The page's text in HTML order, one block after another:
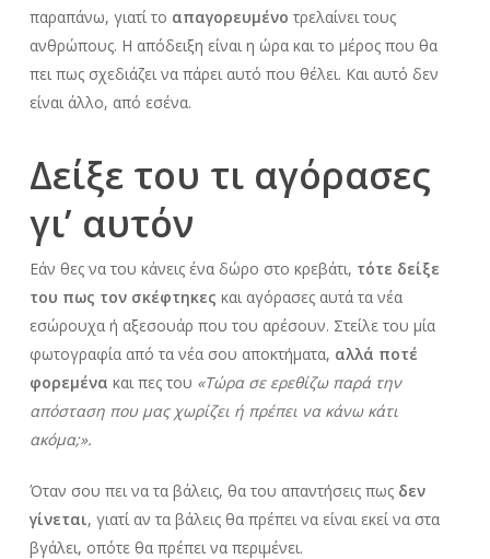
παραπάνω, γιατί το απαγορευμένο τρελαίνει τους
ανθρώπους. Η απόδειξη είναι η ώρα και το μέρος που θα
πει πως σχεδιάζει να πάρει αυτό που θέλει. Και αυτό δεν
είναι άλλο, από εσένα.
Δείξε του τι αγόρασες
γι’ αυτόν
Εάν θες να του κάνεις ένα δώρο στο κρεβάτι, τότε δείξε
του πως τον σκέφτηκες και αγόρασες αυτά τα νέα
εσώρουχα ή αξεσουάρ που του αρέσουν. Στείλε του μία
φωτογραφία από τα νέα σου αποκτήματα, αλλά ποτέ
φορεμένα και πες του «Τώρα σε ερεθίζω παρά την
απόσταση που μας χωρίζει ή πρέπει να κάνω κάτι
ακόμα;».
Όταν σου πει να τα βάλεις, θα του απαντήσεις πως δεν
γίνεται, γιατί αν τα βάλεις θα πρέπει να είναι εκεί να στα
βγάλει, οπότε θα πρέπει να περιμένει.